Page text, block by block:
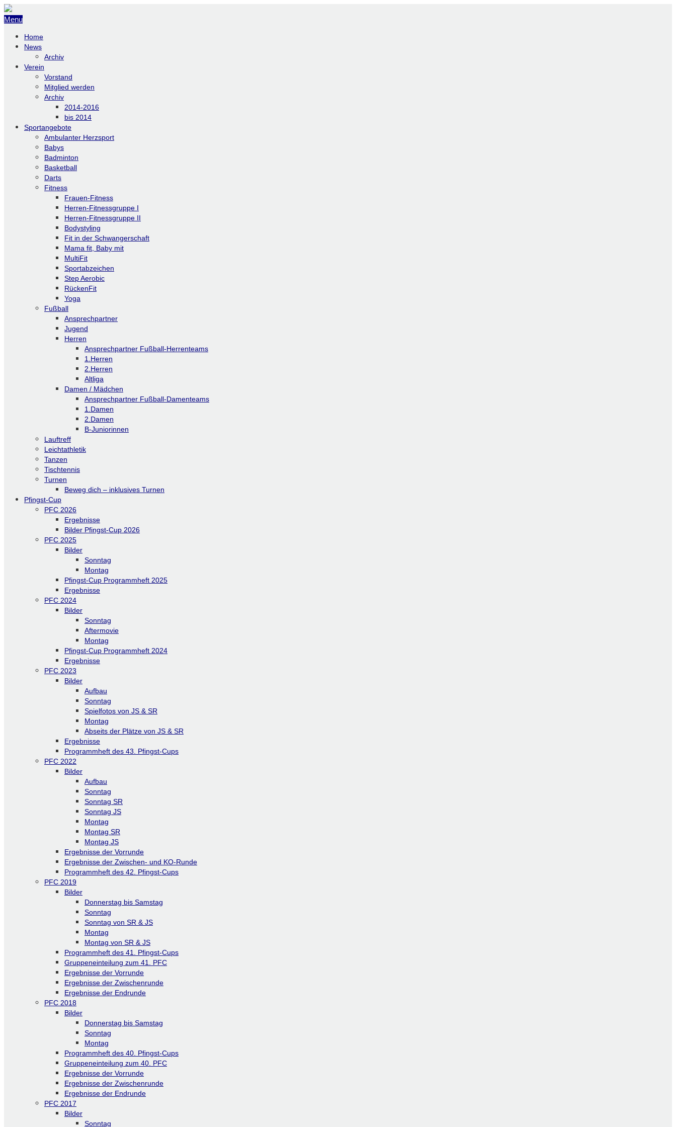
Menu
Home
News
Archiv
Verein
Vorstand
Mitglied werden
Archiv
2014-2016
bis 2014
Sportangebote
Ambulanter Herzsport
Babys
Badminton
Basketball
Darts
Fitness
Frauen-Fitness
Herren-Fitnessgruppe I
Herren-Fitnessgruppe II
Bodystyling
Fit in der Schwangerschaft
Mama fit, Baby mit
MultiFit
Sportabzeichen
Step Aerobic
RückenFit
Yoga
Fußball
Ansprechpartner
Jugend
Herren
Ansprechpartner Fußball-Herrenteams
1.Herren
2.Herren
Altliga
Damen / Mädchen
Ansprechpartner Fußball-Damenteams
1.Damen
2.Damen
B-Juniorinnen
Lauftreff
Leichtathletik
Tanzen
Tischtennis
Turnen
Beweg dich – inklusives Turnen
Pfingst-Cup
PFC 2026
Ergebnisse
Bilder Pfingst-Cup 2026
PFC 2025
Bilder
Sonntag
Montag
Pfingst-Cup Programmheft 2025
Ergebnisse
PFC 2024
Bilder
Sonntag
Aftermovie
Montag
Pfingst-Cup Programmheft 2024
Ergebnisse
PFC 2023
Bilder
Aufbau
Sonntag
Spielfotos von JS & SR
Montag
Abseits der Plätze von JS & SR
Ergebnisse
Programmheft des 43. Pfingst-Cups
PFC 2022
Bilder
Aufbau
Sonntag
Sonntag SR
Sonntag JS
Montag
Montag SR
Montag JS
Ergebnisse der Vorrunde
Ergebnisse der Zwischen- und KO-Runde
Programmheft des 42. Pfingst-Cups
PFC 2019
Bilder
Donnerstag bis Samstag
Sonntag
Sonntag von SR & JS
Montag
Montag von SR & JS
Programmheft des 41. Pfingst-Cups
Gruppeneinteilung zum 41. PFC
Ergebnisse der Vorrunde
Ergebnisse der Zwischenrunde
Ergebnisse der Endrunde
PFC 2018
Bilder
Donnerstag bis Samstag
Sonntag
Montag
Programmheft des 40. Pfingst-Cups
Gruppeneinteilung zum 40. PFC
Ergebnisse der Vorrunde
Ergebnisse der Zwischenrunde
Ergebnisse der Endrunde
PFC 2017
Bilder
Sonntag